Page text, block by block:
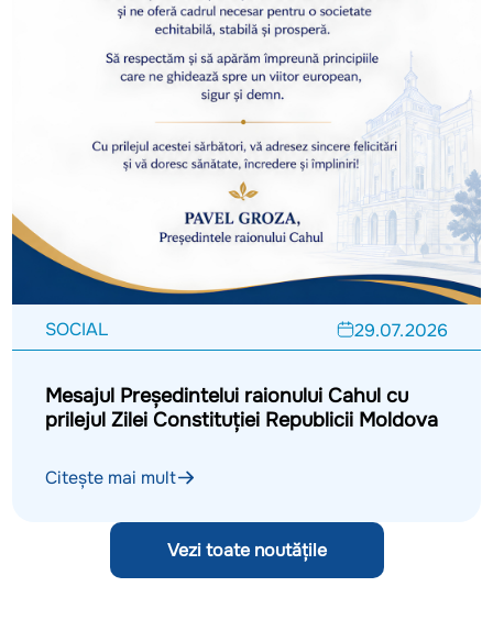
SOCIAL 29.07.2026
Mesajul Președintelui raionului Cahul cu
prilejul Zilei Constituției Republicii Moldova
Citește mai mult
Vezi toate noutățile